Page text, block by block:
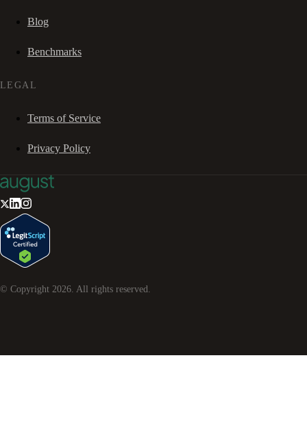
Blog
Benchmarks
LEGAL
Terms of Service
Privacy Policy
© Copyright 2026 . All rights reserved.